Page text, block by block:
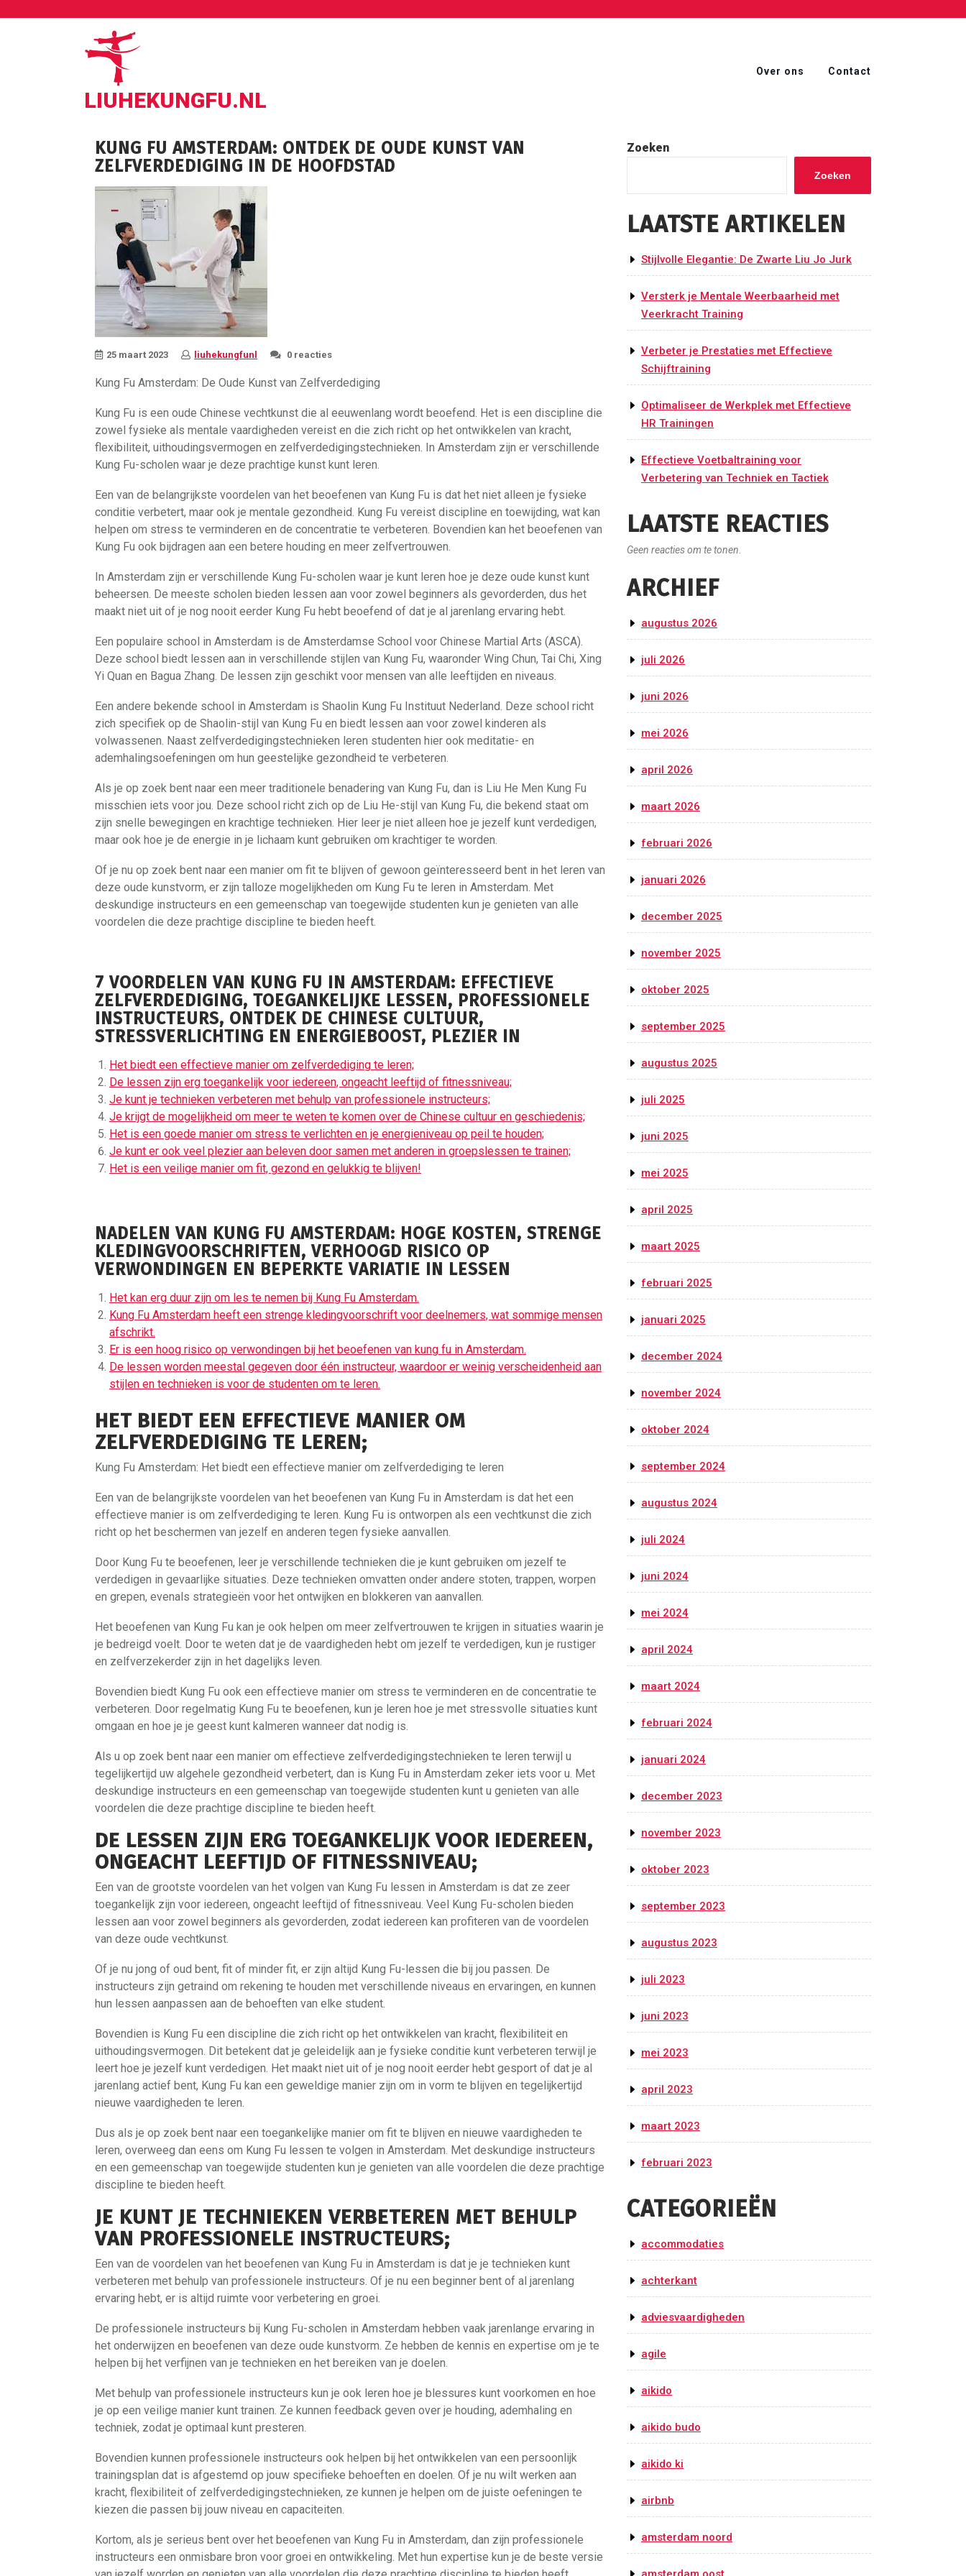
LIUHEKUNGFU.NL
Over ons Contact
KUNG FU AMSTERDAM: ONTDEK DE OUDE KUNST VAN
ZELFVERDEDIGING IN DE HOOFDSTAD
25 maart 2023 liuhekungfunl 0 reacties
Kung Fu Amsterdam: De Oude Kunst van Zelfverdediging
Kung Fu is een oude Chinese vechtkunst die al eeuwenlang wordt beoefend. Het is een discipline die
zowel fysieke als mentale vaardigheden vereist en die zich richt op het ontwikkelen van kracht,
flexibiliteit, uithoudingsvermogen en zelfverdedigingstechnieken. In Amsterdam zijn er verschillende
Kung Fu-scholen waar je deze prachtige kunst kunt leren.
Een van de belangrijkste voordelen van het beoefenen van Kung Fu is dat het niet alleen je fysieke
conditie verbetert, maar ook je mentale gezondheid. Kung Fu vereist discipline en toewijding, wat kan
helpen om stress te verminderen en de concentratie te verbeteren. Bovendien kan het beoefenen van
Kung Fu ook bijdragen aan een betere houding en meer zelfvertrouwen.
In Amsterdam zijn er verschillende Kung Fu-scholen waar je kunt leren hoe je deze oude kunst kunt
beheersen. De meeste scholen bieden lessen aan voor zowel beginners als gevorderden, dus het
maakt niet uit of je nog nooit eerder Kung Fu hebt beoefend of dat je al jarenlang ervaring hebt.
Een populaire school in Amsterdam is de Amsterdamse School voor Chinese Martial Arts (ASCA).
Deze school biedt lessen aan in verschillende stijlen van Kung Fu, waaronder Wing Chun, Tai Chi, Xing
Yi Quan en Bagua Zhang. De lessen zijn geschikt voor mensen van alle leeftijden en niveaus.
Een andere bekende school in Amsterdam is Shaolin Kung Fu Instituut Nederland. Deze school richt
zich specifiek op de Shaolin-stijl van Kung Fu en biedt lessen aan voor zowel kinderen als
volwassenen. Naast zelfverdedigingstechnieken leren studenten hier ook meditatie- en
ademhalingsoefeningen om hun geestelijke gezondheid te verbeteren.
Als je op zoek bent naar een meer traditionele benadering van Kung Fu, dan is Liu He Men Kung Fu
misschien iets voor jou. Deze school richt zich op de Liu He-stijl van Kung Fu, die bekend staat om
zijn snelle bewegingen en krachtige technieken. Hier leer je niet alleen hoe je jezelf kunt verdedigen,
maar ook hoe je de energie in je lichaam kunt gebruiken om krachtiger te worden.
Of je nu op zoek bent naar een manier om fit te blijven of gewoon geïnteresseerd bent in het leren van
deze oude kunstvorm, er zijn talloze mogelijkheden om Kung Fu te leren in Amsterdam. Met
deskundige instructeurs en een gemeenschap van toegewijde studenten kun je genieten van alle
voordelen die deze prachtige discipline te bieden heeft.
7 VOORDELEN VAN KUNG FU IN AMSTERDAM: EFFECTIEVE
ZELFVERDEDIGING, TOEGANKELIJKE LESSEN, PROFESSIONELE
INSTRUCTEURS, ONTDEK DE CHINESE CULTUUR,
STRESSVERLICHTING EN ENERGIEBOOST, PLEZIER IN
Het biedt een effectieve manier om zelfverdediging te leren;
De lessen zijn erg toegankelijk voor iedereen, ongeacht leeftijd of fitnessniveau;
Je kunt je technieken verbeteren met behulp van professionele instructeurs;
Je krijgt de mogelijkheid om meer te weten te komen over de Chinese cultuur en geschiedenis;
Het is een goede manier om stress te verlichten en je energieniveau op peil te houden;
Je kunt er ook veel plezier aan beleven door samen met anderen in groepslessen te trainen;
Het is een veilige manier om fit, gezond en gelukkig te blijven!
NADELEN VAN KUNG FU AMSTERDAM: HOGE KOSTEN, STRENGE
KLEDINGVOORSCHRIFTEN, VERHOOGD RISICO OP
VERWONDINGEN EN BEPERKTE VARIATIE IN LESSEN
Het kan erg duur zijn om les te nemen bij Kung Fu Amsterdam.
Kung Fu Amsterdam heeft een strenge kledingvoorschrift voor deelnemers, wat sommige mensen
afschrikt.
Er is een hoog risico op verwondingen bij het beoefenen van kung fu in Amsterdam.
De lessen worden meestal gegeven door één instructeur, waardoor er weinig verscheidenheid aan
stijlen en technieken is voor de studenten om te leren.
HET BIEDT EEN EFFECTIEVE MANIER OM
ZELFVERDEDIGING TE LEREN;
Kung Fu Amsterdam: Het biedt een effectieve manier om zelfverdediging te leren
Een van de belangrijkste voordelen van het beoefenen van Kung Fu in Amsterdam is dat het een
effectieve manier is om zelfverdediging te leren. Kung Fu is ontworpen als een vechtkunst die zich
richt op het beschermen van jezelf en anderen tegen fysieke aanvallen.
Door Kung Fu te beoefenen, leer je verschillende technieken die je kunt gebruiken om jezelf te
verdedigen in gevaarlijke situaties. Deze technieken omvatten onder andere stoten, trappen, worpen
en grepen, evenals strategieën voor het ontwijken en blokkeren van aanvallen.
Het beoefenen van Kung Fu kan je ook helpen om meer zelfvertrouwen te krijgen in situaties waarin je
je bedreigd voelt. Door te weten dat je de vaardigheden hebt om jezelf te verdedigen, kun je rustiger
en zelfverzekerder zijn in het dagelijks leven.
Bovendien biedt Kung Fu ook een effectieve manier om stress te verminderen en de concentratie te
verbeteren. Door regelmatig Kung Fu te beoefenen, kun je leren hoe je met stressvolle situaties kunt
omgaan en hoe je je geest kunt kalmeren wanneer dat nodig is.
Als u op zoek bent naar een manier om effectieve zelfverdedigingstechnieken te leren terwijl u
tegelijkertijd uw algehele gezondheid verbetert, dan is Kung Fu in Amsterdam zeker iets voor u. Met
deskundige instructeurs en een gemeenschap van toegewijde studenten kunt u genieten van alle
voordelen die deze prachtige discipline te bieden heeft.
DE LESSEN ZIJN ERG TOEGANKELIJK VOOR IEDEREEN,
ONGEACHT LEEFTIJD OF FITNESSNIVEAU;
Een van de grootste voordelen van het volgen van Kung Fu lessen in Amsterdam is dat ze zeer
toegankelijk zijn voor iedereen, ongeacht leeftijd of fitnessniveau. Veel Kung Fu-scholen bieden
lessen aan voor zowel beginners als gevorderden, zodat iedereen kan profiteren van de voordelen
van deze oude vechtkunst.
Of je nu jong of oud bent, fit of minder fit, er zijn altijd Kung Fu-lessen die bij jou passen. De
instructeurs zijn getraind om rekening te houden met verschillende niveaus en ervaringen, en kunnen
hun lessen aanpassen aan de behoeften van elke student.
Bovendien is Kung Fu een discipline die zich richt op het ontwikkelen van kracht, flexibiliteit en
uithoudingsvermogen. Dit betekent dat je geleidelijk aan je fysieke conditie kunt verbeteren terwijl je
leert hoe je jezelf kunt verdedigen. Het maakt niet uit of je nog nooit eerder hebt gesport of dat je al
jarenlang actief bent, Kung Fu kan een geweldige manier zijn om in vorm te blijven en tegelijkertijd
nieuwe vaardigheden te leren.
Dus als je op zoek bent naar een toegankelijke manier om fit te blijven en nieuwe vaardigheden te
leren, overweeg dan eens om Kung Fu lessen te volgen in Amsterdam. Met deskundige instructeurs
en een gemeenschap van toegewijde studenten kun je genieten van alle voordelen die deze prachtige
discipline te bieden heeft.
JE KUNT JE TECHNIEKEN VERBETEREN MET BEHULP
VAN PROFESSIONELE INSTRUCTEURS;
Een van de voordelen van het beoefenen van Kung Fu in Amsterdam is dat je je technieken kunt
verbeteren met behulp van professionele instructeurs. Of je nu een beginner bent of al jarenlang
ervaring hebt, er is altijd ruimte voor verbetering en groei.
De professionele instructeurs bij Kung Fu-scholen in Amsterdam hebben vaak jarenlange ervaring in
het onderwijzen en beoefenen van deze oude kunstvorm. Ze hebben de kennis en expertise om je te
helpen bij het verfijnen van je technieken en het bereiken van je doelen.
Met behulp van professionele instructeurs kun je ook leren hoe je blessures kunt voorkomen en hoe
je op een veilige manier kunt trainen. Ze kunnen feedback geven over je houding, ademhaling en
techniek, zodat je optimaal kunt presteren.
Bovendien kunnen professionele instructeurs ook helpen bij het ontwikkelen van een persoonlijk
trainingsplan dat is afgestemd op jouw specifieke behoeften en doelen. Of je nu wilt werken aan
kracht, flexibiliteit of zelfverdedigingstechnieken, ze kunnen je helpen om de juiste oefeningen te
kiezen die passen bij jouw niveau en capaciteiten.
Kortom, als je serieus bent over het beoefenen van Kung Fu in Amsterdam, dan zijn professionele
instructeurs een onmisbare bron voor groei en ontwikkeling. Met hun expertise kun je de beste versie
Zoeken
Zoeken
LAATSTE ARTIKELEN
Stijlvolle Elegantie: De Zwarte Liu Jo Jurk
Versterk je Mentale Weerbaarheid met
Veerkracht Training
Verbeter je Prestaties met Effectieve
Schijftraining
Optimaliseer de Werkplek met Effectieve
HR Trainingen
Effectieve Voetbaltraining voor
Verbetering van Techniek en Tactiek
LAATSTE REACTIES
Geen reacties om te tonen.
ARCHIEF
augustus 2026
juli 2026
juni 2026
mei 2026
april 2026
maart 2026
februari 2026
januari 2026
december 2025
november 2025
oktober 2025
september 2025
augustus 2025
juli 2025
juni 2025
mei 2025
april 2025
maart 2025
februari 2025
januari 2025
december 2024
november 2024
oktober 2024
september 2024
augustus 2024
juli 2024
juni 2024
mei 2024
april 2024
maart 2024
februari 2024
januari 2024
december 2023
november 2023
oktober 2023
september 2023
augustus 2023
juli 2023
juni 2023
mei 2023
april 2023
maart 2023
februari 2023
CATEGORIEËN
accommodaties
achterkant
adviesvaardigheden
agile
aikido
aikido budo
aikido ki
airbnb
amsterdam noord